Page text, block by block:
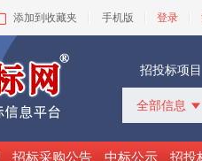
添加到收藏夹 手机版 登录
招投标项目
全部信息 
招标采购
招标采购公告 中标公示 招投